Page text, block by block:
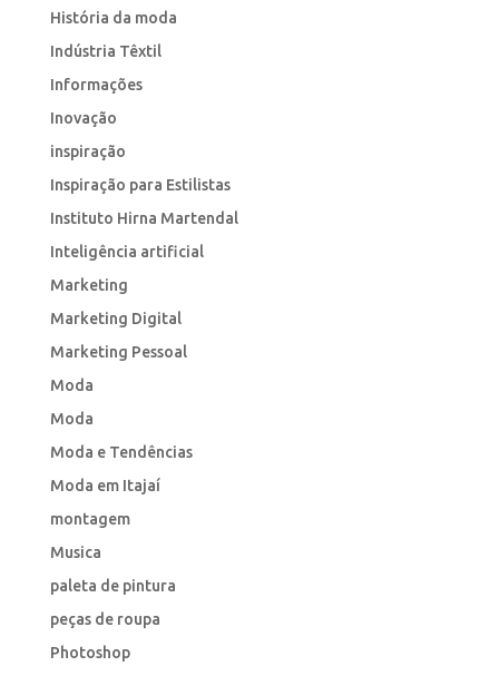
História da moda
Indústria Têxtil
Informações
Inovação
inspiração
Inspiração para Estilistas
Instituto Hirna Martendal
Inteligência artificial
Marketing
Marketing Digital
Marketing Pessoal
Moda
Moda
Moda e Tendências
Moda em Itajaí
montagem
Musica
paleta de pintura
peças de roupa
Photoshop